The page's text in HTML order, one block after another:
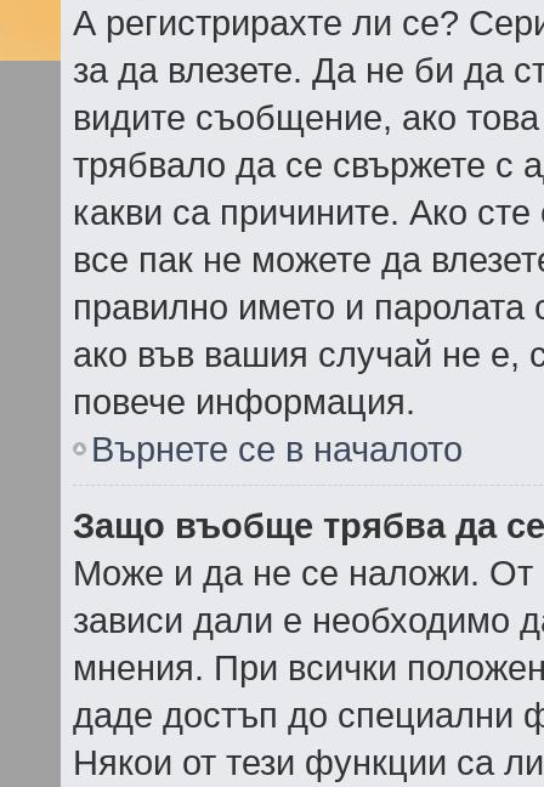
А регистрирахте ли се?
за да влезете. Да не би да
видите съобщение, ако
трябвало да се свържете с
какви са причините. Ако
все пак не можете да
правилно името и
ако във вашия случай не е,
повече информация.
Върнете се в началото
Защо въобще трябва да
Може и да не се наложи. От
зависи дали е необходимо
мнения. При всички
даде достъп до специални
Някои от тези функции са